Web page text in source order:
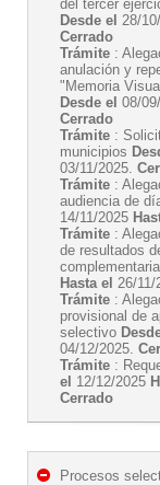
del tercer
Desde el 28/
Cerrado
Trámite :
anulación y
"Memoria
Desde el 08/
Cerrado
Trámite :
municipios
03/11/2025.
Trámite :
audiencia de
14/11/2025
Trámite :
de resultados
complementaria
Hasta el 26/11/
Trámite :
provisional de
selectivo
04/12/2025.
Trámite :
el 12/12/2025
Cerrado
Procesos